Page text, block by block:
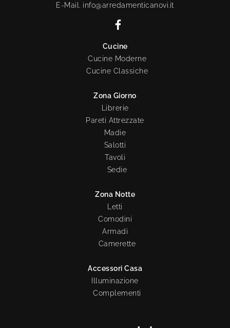
E-Mail. info@arredamenticanovi.it
Cucine
Cucine Moderne
Cucine Classiche
Zona Giorno
Librerie
Pareti Attrezzate
Madie
Salotti
Tavoli
Sedie
Zona Notte
Letti
Comodini
Armadi
Camerette
Accessori Casa
Illuminazione
Complementi